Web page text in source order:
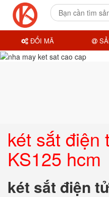
két sắt điện
KS125 hcm
két sắt điện
ĐỔI MÃ